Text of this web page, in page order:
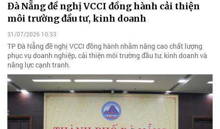
Đà Nẵng đề nghị VCCI đồng hành cải thiện
môi trường đầu tư, kinh doanh
31/07/2026 10:33
TP Đà Nẵng đề nghị VCCI đồng hành nhằm nâng cao chất lượng
phục vụ doanh nghiệp, cải thiện môi trường đầu tư, kinh doanh và
năng lực cạnh tranh.